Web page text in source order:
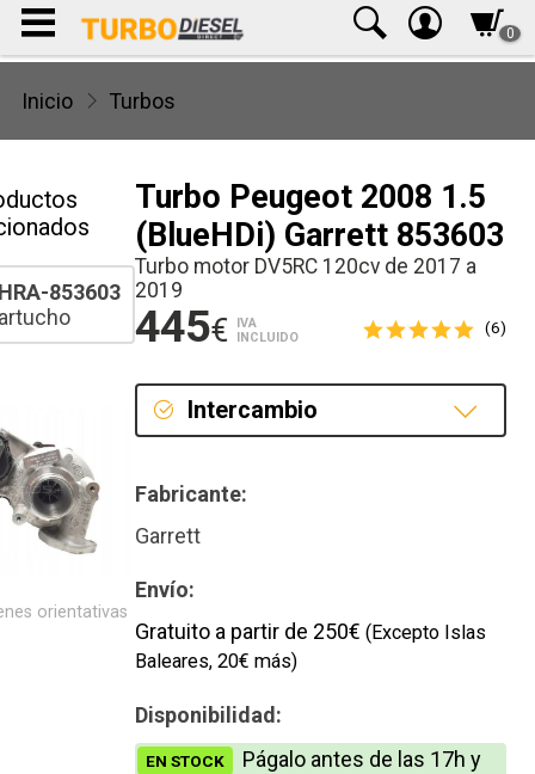
0
Inicio Turbos
Turbo Peugeot 2008 1.5
(BlueHDi) Garrett 853603
Turbo motor DV5RC 120cv de 2017 a
2019
445€
IVA
INCLUIDO
(6)
Intercambio
Reconstrucción
Nuevo alternativo
Fabricante:
Garrett
Envío:
Gratuito a partir de 250€ (Excepto Islas
Baleares, 20€ más)
Disponibilidad:
EN STOCK
Págalo antes de las 17h y
orientativas
853603